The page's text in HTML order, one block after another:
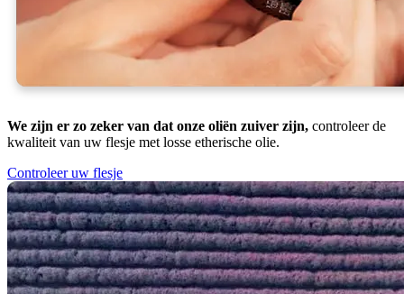
We zijn er zo zeker van dat onze oliën zuiver zijn, controleer de
kwaliteit van uw flesje met losse etherische olie.
Controleer uw flesje